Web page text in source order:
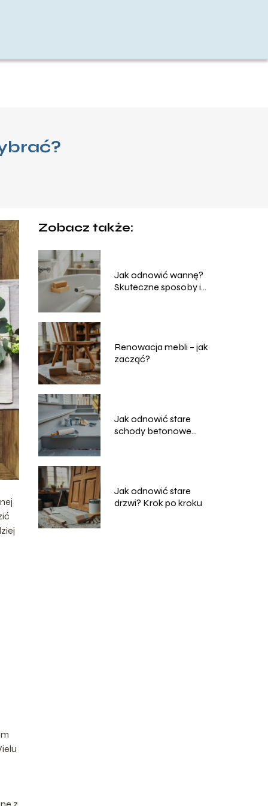
Zobacz także:
Jak odnowić wannę?
Skuteczne sposoby i
Renowacja mebli – jak
zacząć?
Jak odnowić stare
schody betonowe
Jak odnowić stare
drzwi? Krok po kroku